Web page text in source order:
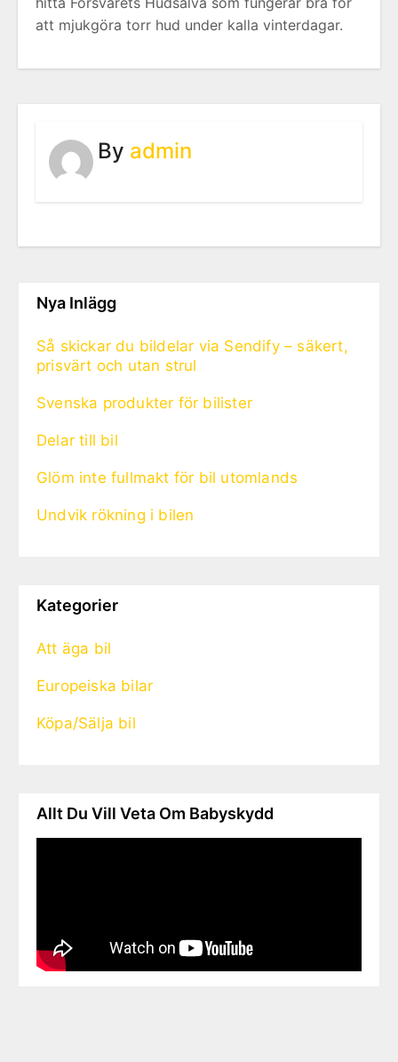
att mjukgöra torr hud under kalla vinterdagar.
By admin
Nya Inlägg
Så skickar du bildelar via Sendify – säkert,
prisvärt och utan strul
Svenska produkter för bilister
Delar till bil
Glöm inte fullmakt för bil utomlands
Undvik rökning i bilen
Kategorier
Att äga bil
Europeiska bilar
Köpa/Sälja bil
Allt Du Vill Veta Om Babyskydd